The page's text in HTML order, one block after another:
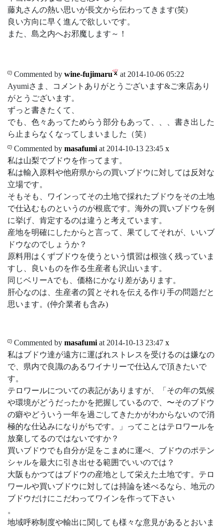
藤丸さんの熱い思いが長文から伝わってきます(笑)
良い方向に早く進んで欲しいです。
また、島之内へお邪魔します～！
Commented by wine-fujimaru
at 2014-10-06 05:22
Ayumiさま、コメントありがとうございます&ご来店あり
がとうございます。
ずっと書きたくて、
でも、色々あってためらう部分もあって、、、書き出した
ら止まらなくなってしまいました（笑）
Commented by masafumi at 2014-10-13 23:45 x
私は山梨でブドウを作ってます。
私は輸入原料や他府県からの買いブドウに対しては反対な
立場です。
そもそも、ワインってその土地で採れたブドウをその土地
で仕込むものというのが根底です。海外の買いブドウを例
に挙げ、肯定するのは違うと考えています。
産地を明確にしたからと言って、果てしてそれが、いいブ
ドウなのでしょうか？
原料用はくずブドウを使うという慣習は根強く残っていま
すし、良いものを作る生産者も沢山います。
同じベリーAでも、価格にかなり差があります。
肝心なのは、生産者の質とそれを伝える作り手の問題だと
思います。(仲介業者も含み)
Commented by masafumi at 2014-10-13 23:47 x
私はブドウ達が遠方に運ばれストレスを受けるのは嫌なの
で、県内で良識のあるワイナリーで仕込んで頂きたいで
す。
テロワールについての表記がありますが、「その年の気候
や環境がどうだったかを把握しているので、〜そのブドウ
の癖やどういう一年を過ごしてきたかがわからないので消
極的な仕込みになりがちです。」ってことはテロワールを
放棄してるのではないですか？
買いブドウでも自分が足をこまめに運べ、ブドウのポテン
シャルを最大に引き出せる範囲でいいのでは？
大阪もかつてはブドウの産地として栄えた土地です。テロ
ワールや買いブドウに対しては持論を述べるなら、地元の
ブドウだけにこだわってワインを作って下さい
。
地域呼称制度や輸出に関しても様々な意見があるとおいま